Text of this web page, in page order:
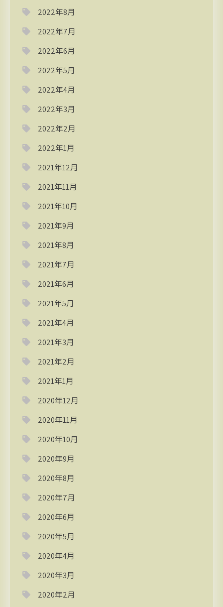
2022年8月
2022年7月
2022年6月
2022年5月
2022年4月
2022年3月
2022年2月
2022年1月
2021年12月
2021年11月
2021年10月
2021年9月
2021年8月
2021年7月
2021年6月
2021年5月
2021年4月
2021年3月
2021年2月
2021年1月
2020年12月
2020年11月
2020年10月
2020年9月
2020年8月
2020年7月
2020年6月
2020年5月
2020年4月
2020年3月
2020年2月